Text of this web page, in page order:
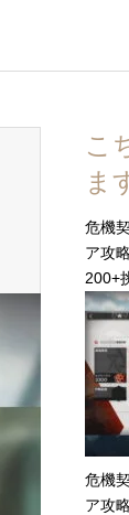
こ
ま
危機
ア攻
200+
危機
ア攻